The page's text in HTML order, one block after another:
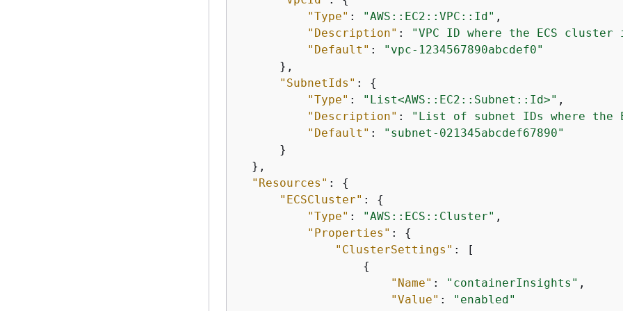
"Type" : "AWS::EC2::VPC::Id" ,
"Description" : "VPC ID where the ECS cluster
"Default" :
"vpc-1234567890abcdef0"
      },
"SubnetIds" : {
"Type" : "List<AWS::EC2::Subnet::Id>" ,
"Description" : "List of subnet IDs where the
"Default" :
"subnet-021345abcdef67890"
      }
  },
"Resources" : {
"ECSCluster" : {
"Type" : "AWS::ECS::Cluster" ,
"Properties" : {
"ClusterSettings" : [
{
"Name" : "containerInsights" ,
"Value" :
"enabled"